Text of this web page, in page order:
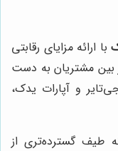
با ارائه مزایای رقابتی
بین مشتریان به دست
و آپارات یدک،
طیف گسترده‌تری از